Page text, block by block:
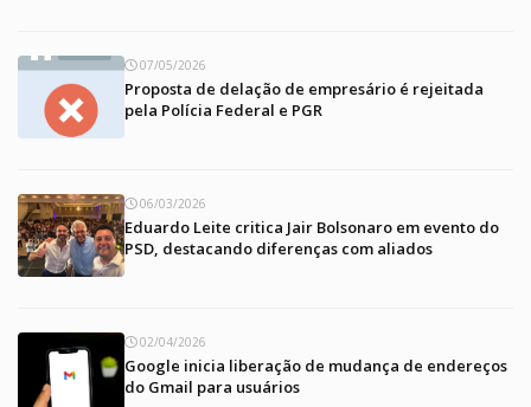
07/05/2026
Proposta de delação de empresário é rejeitada
pela Polícia Federal e PGR
06/03/2026
Eduardo Leite critica Jair Bolsonaro em evento do
PSD, destacando diferenças com aliados
02/04/2026
Google inicia liberação de mudança de endereços
do Gmail para usuários